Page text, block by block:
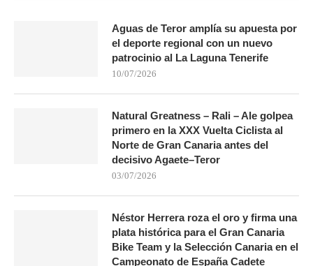
Aguas de Teror amplía su apuesta por
el deporte regional con un nuevo
patrocinio al La Laguna Tenerife
10/07/2026
Natural Greatness – Rali – Ale golpea
primero en la XXX Vuelta Ciclista al
Norte de Gran Canaria antes del
decisivo Agaete–Teror
03/07/2026
Néstor Herrera roza el oro y firma una
plata histórica para el Gran Canaria
Bike Team y la Selección Canaria en el
Campeonato de España Cadete